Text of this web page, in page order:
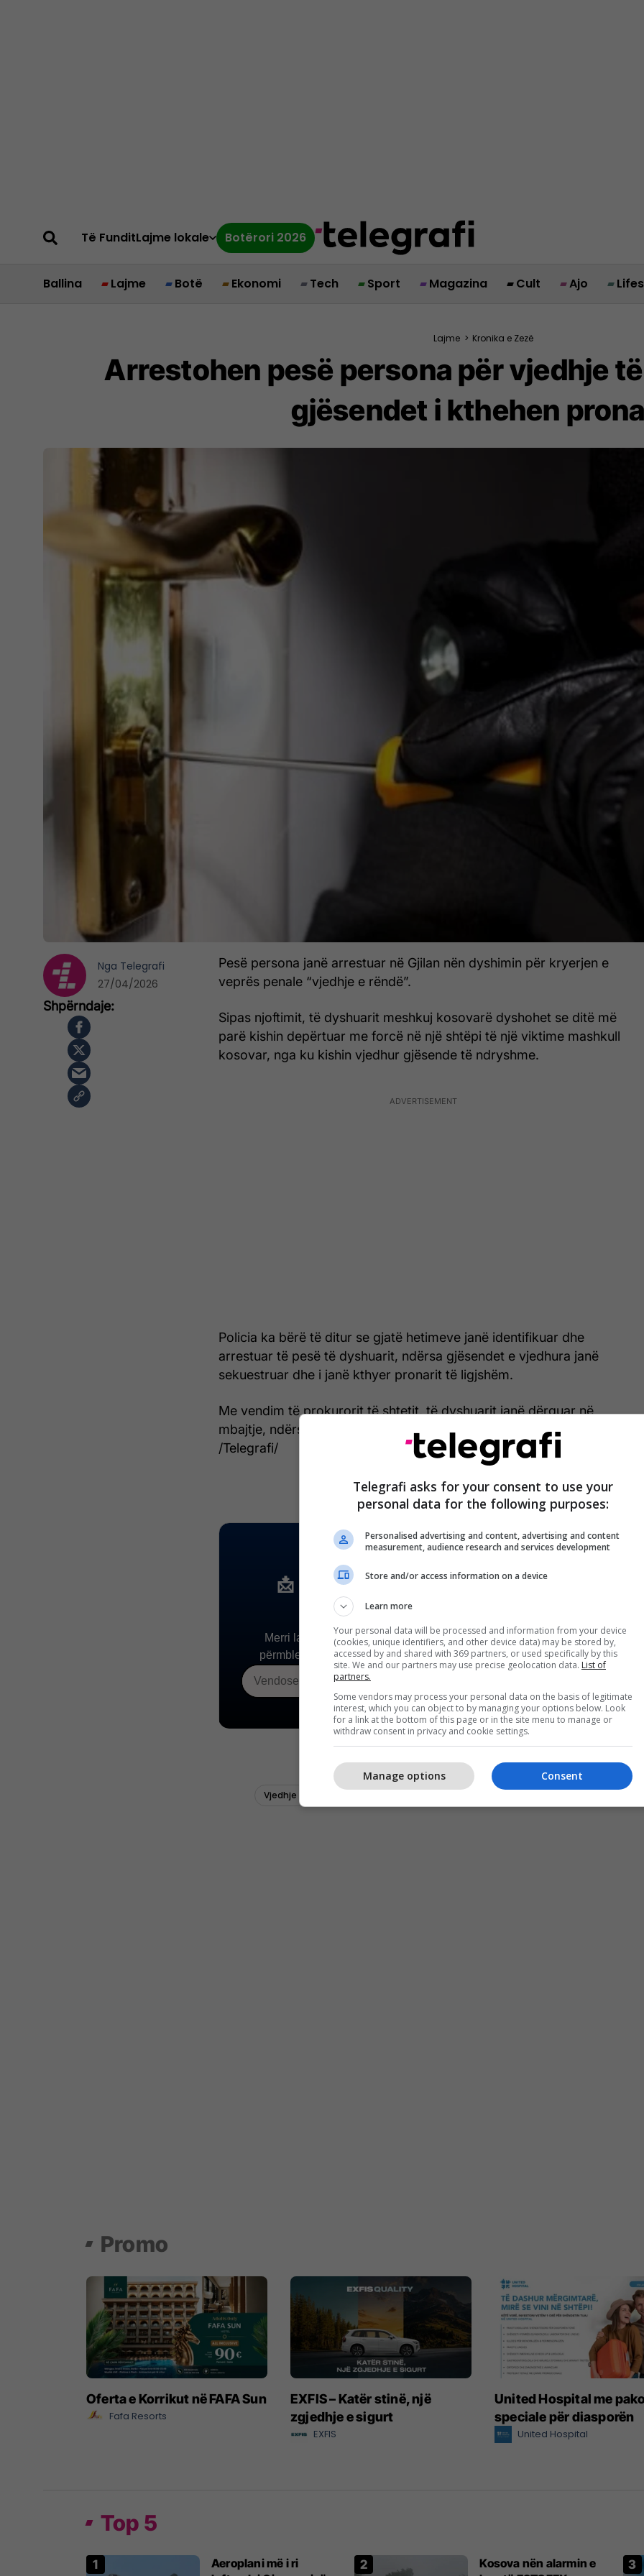
Të FunditLajme lokale Botërori 2026
Ballina Lajme Botë Ekonomi Tech Sport Magazina Cult Ajo
Lajme > Kronika e Zezë
Arrestohen pesë persona për vjedhje
gjësendet i kthehen
Pesë persona janë arrestuar në Gjilan nën dyshimin për kryerjen e
veprës penale “vjedhje e rëndë”.
Sipas njoftimit, të dyshuarit meshkuj kosovarë dyshohet se ditë më
parë kishin depërtuar me forcë në një shtëpi të një viktime mashkull
kosovar, nga ku kishin vjedhur gjësende të ndryshme.
Policia ka bërë të ditur se gjatë hetimeve janë identifikuar dhe
arrestuar të pesë të dyshuarit, ndërsa gjësendet e vjedhura janë
sekuestruar dhe i janë kthyer pronarit të ligjshëm.
Me vendim të prokurorit të shtetit, të dyshuarit janë dërguar në
mbajtje, ndërsa rasti është në procedurë të mëtejshme hetimore.
/Telegrafi/
Nga Telegrafi
27/04/2026
Telegrafi asks for your consent to use your
personal data for the following purposes:
Personalised advertising and content, advertising and content
measurement, audience research and services development
Store and/or access information on a device
Learn more
Your personal data will be processed and information from your device
(cookies, unique identifiers, and other device data) may be stored by,
accessed by and shared with 369 partners, or used specifically by this
site. We and our partners may use precise geolocation data. List of
partners.
Some vendors may process your personal data on the basis of legitimate
interest, which you can object to by managing your options below. Look
for a link at the bottom of this page or in the site menu to manage or
withdraw consent in privacy and cookie settings.
Consent
Manage options